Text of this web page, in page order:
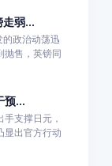
走弱...
的政治动荡迅
抛售，英镑同
预...
支撑日元，
显出官方行动